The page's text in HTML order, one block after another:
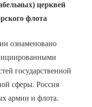
церквей
флота
ознаменовано
государственной
сферы. Россия
армии и флота.